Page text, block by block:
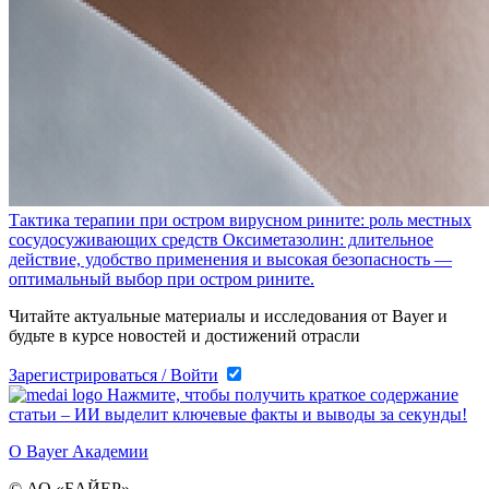
Тактика терапии при остром вирусном рините: роль местных
сосудосуживающих средств Оксиметазолин: длительное
действие, удобство применения и высокая безопасность —
оптимальный выбор при остром рините.
Читайте актуальные материалы и исследования от Bayer и
будьте в курсе новостей и достижений отрасли
Зарегистрироваться / Войти
Нажмите, чтобы получить краткое содержание
статьи – ИИ выделит ключевые факты и выводы за секунды!
О Bayer Академии